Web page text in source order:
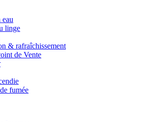
eau
linge
& rafraîchissement
de Vente
fumée